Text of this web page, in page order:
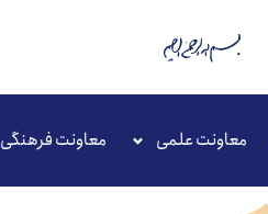
معاونت علمی معاونت فرهنگی